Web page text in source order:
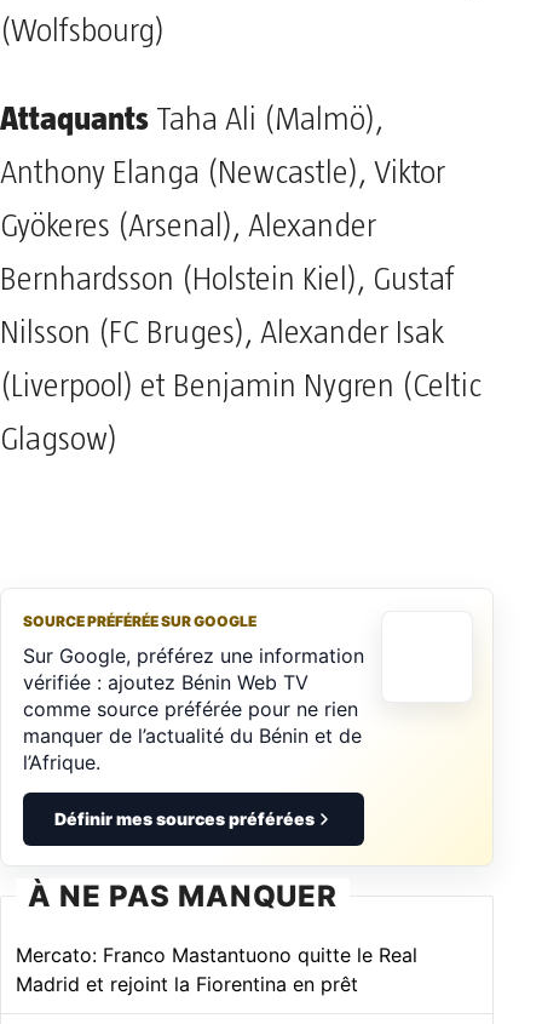
(Wolfsbourg)
Attaquants Taha Ali (Malmö),
Anthony Elanga (Newcastle), Viktor
Gyökeres (Arsenal), Alexander
Bernhardsson (Holstein Kiel), Gustaf
Nilsson (FC Bruges), Alexander Isak
(Liverpool) et Benjamin Nygren (Celtic
Glagsow)
SOURCE PRÉFÉRÉE SUR GOOGLE
Sur Google, préférez une information
vérifiée : ajoutez Bénin Web TV
comme source préférée pour ne rien
manquer de l’actualité du Bénin et de
l’Afrique.
Définir mes sources préférées
À NE PAS MANQUER
Mercato: Franco Mastantuono quitte le Real
Madrid et rejoint la Fiorentina en prêt